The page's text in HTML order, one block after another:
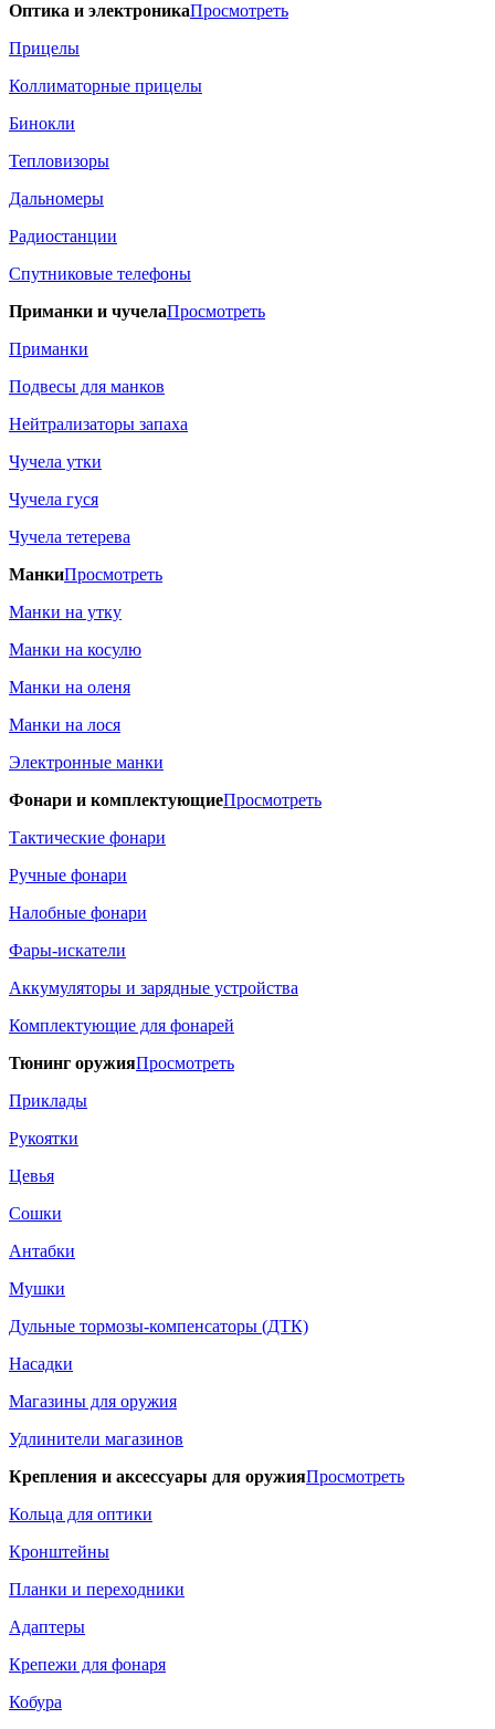
Оптика и электроникаПросмотреть
Прицелы
Коллиматорные прицелы
Бинокли
Тепловизоры
Дальномеры
Радиостанции
Спутниковые телефоны
Приманки и чучелаПросмотреть
Приманки
Подвесы для манков
Нейтрализаторы запаха
Чучела утки
Чучела гуся
Чучела тетерева
МанкиПросмотреть
Манки на утку
Манки на косулю
Манки на оленя
Манки на лося
Электронные манки
Фонари и комплектующиеПросмотреть
Тактические фонари
Ручные фонари
Налобные фонари
Фары-искатели
Аккумуляторы и зарядные устройства
Комплектующие для фонарей
Тюнинг оружияПросмотреть
Приклады
Рукоятки
Цевья
Сошки
Антабки
Мушки
Дульные тормозы-компенсаторы (ДТК)
Насадки
Магазины для оружия
Удлинители магазинов
Крепления и аксессуары для оружияПросмотреть
Кольца для оптики
Кронштейны
Планки и переходники
Адаптеры
Крепежи для фонаря
Кобура